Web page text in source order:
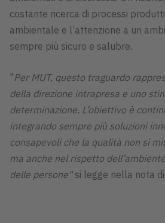
costante ricerca di processi
ambientale e l’attenzione a un
sempre più sicuro e salubre.
"Per MUT, questo traguardo
della direzione intrapresa e uno
determinazione. L’obiettivo è
integrando sempre più soluzioni
consapevoli che la qualità non si
ma anche nel rispetto
delle persone" si legge nella nota